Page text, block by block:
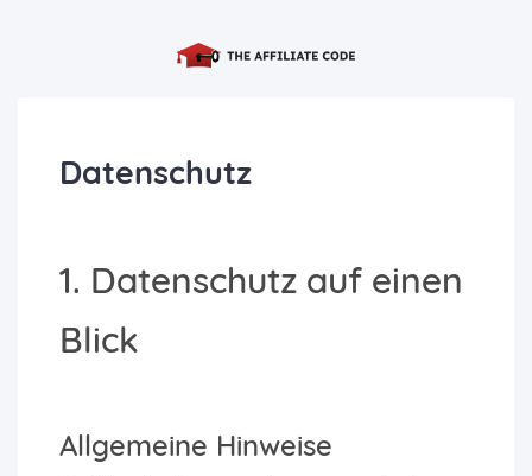
Datenschutz
1. Datenschutz auf einen
Blick
Allgemeine Hinweise